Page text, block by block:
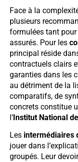
Face à la
plusieurs
formulées tant
assurés. Pour les
principal réside
contractuels clairs
garanties dans les
au détriment de la
comparatifs, de
concrets constitue
l’Institut National
Les intermédiaires
jouer dans
groupés. Leur